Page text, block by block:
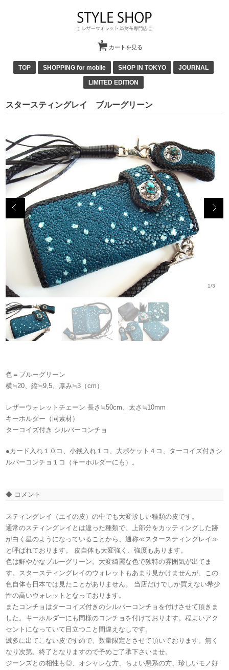
カートを見る
0
TOP SHOPPING for mobile SHOP IN TOKYO JOURNAL
LIMITED EDITION
スタースティングレイ ブルーグリーン
1/3
色＝ブルーグリーン
横≒20、縦≒9,5、厚み≒3（cm）
レザーウォレットチェーン 長さ≒50cm、太さ≒10mm
キーホルダー（同素材）
ターコイズ付き シルバーコンチョ
●カード入れ１０コ、小銭入れ１コ、大ポケット４コ、ターコイズ付きシ
ルバーコンチョ１コ（キーホルダーにも）。
◆ コメント
スティングレイ（エイの皮）の中でも大変珍しい種類の皮です。
通常のスティングレイとは違った種類で、上部分をカッティングした跡
が白く星のようになっていることから、通称≪スタースティングレイ≫
と呼ばれております。 皮自体も大変強く、強度もあります。
色は鮮やかなブルーグリーン。大変綺麗な色で独特の雰囲気が出てま
す。スタースティングレイのウォレットもあまり見かけませんが、この
色自体も日本では見たことがありません。 当店だけでしか買えない希少
性の高いウォレットとなっております。
またコンチョはターコイズ付きのシルバーコンチョを付けさせて頂きま
した。キーホルダーにも同様のコンチョを付けております。程よいアク
セントになっていて目立つこと間違えなしです。
滅多に出てこない皮ですので、数量限定とさせて頂いております。無く
なり次第、終了となりますので予めご了承下さいませ。
ジーンズとの相性も◎、オシャレな方、ちょい悪系の方、珍しいモノ好